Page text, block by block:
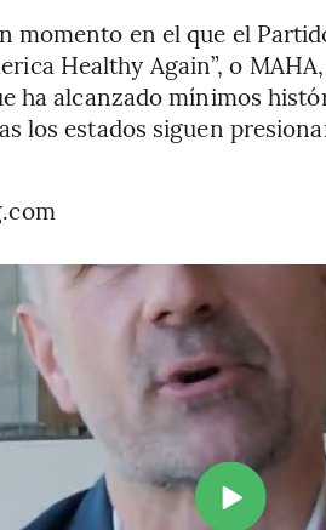
momento en el que el
Healthy Again”, o
ha alcanzado mínimos
los estados siguen